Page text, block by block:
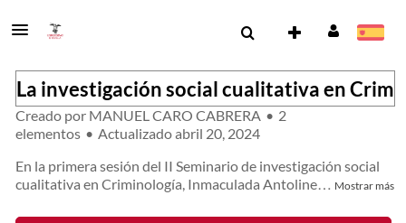
La investigación social cualitativa en
Creado por MANUEL CARO CABRERA • 2
elementos • Actualizadoabril 20, 2024
En la primera sesión del II Seminario de investigación social
cualitativa en Criminología, Inmaculada Antoline… Mostrar más